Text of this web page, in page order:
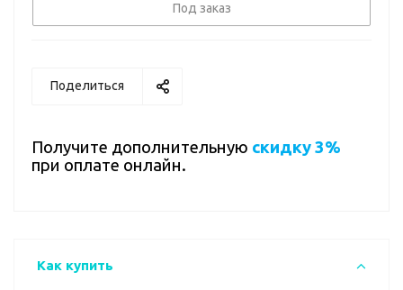
Под заказ
Поделиться
Получите дополнительную скидку 3%
при оплате онлайн.
Как купить